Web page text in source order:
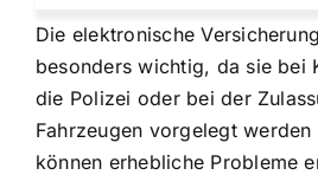
Die elektronische
besonders wichtig, da sie bei
die Polizei oder bei der
Fahrzeugen vorgelegt werden
können erhebliche Probleme